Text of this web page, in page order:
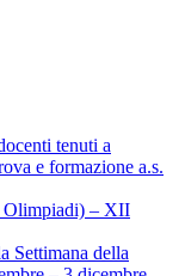
tenuti a
e formazione a.s.
Olimpiadi) – XII
Settimana della